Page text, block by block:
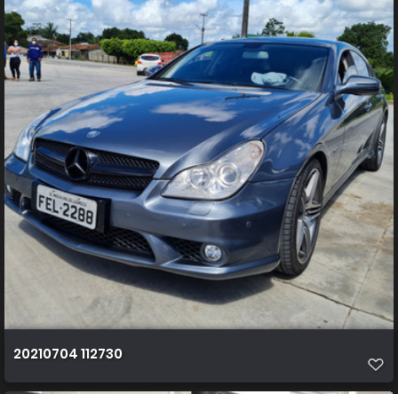
20210704 112730